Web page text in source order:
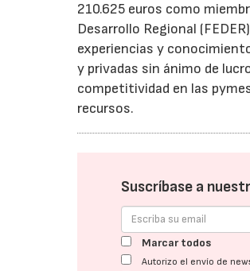
210.625 euros como
Desarrollo Regional
experiencias y
y privadas sin ánimo de
competitividad en las
recursos.
Suscríbase a
Marcar todos
Autorizo el envío de